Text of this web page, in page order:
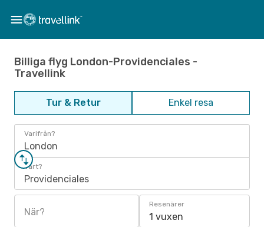
Billiga flyg London-Providenciales -
Travellink
Tur & Retur Enkel resa
Varifrån?
London
Vart?
Providenciales
När?
Resenärer
1 vuxen